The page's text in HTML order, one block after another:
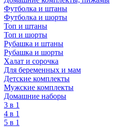
Футболка и штаны
Футболка и шорты
Топ и штаны
Топ и шорты
Рубашка и штаны
Рубашка и шорты
Халат и сорочка
Для беременных и мам
Детские комплекты
Мужские комплекты
Домашние наборы
3 в 1
4 в 1
5 в 1